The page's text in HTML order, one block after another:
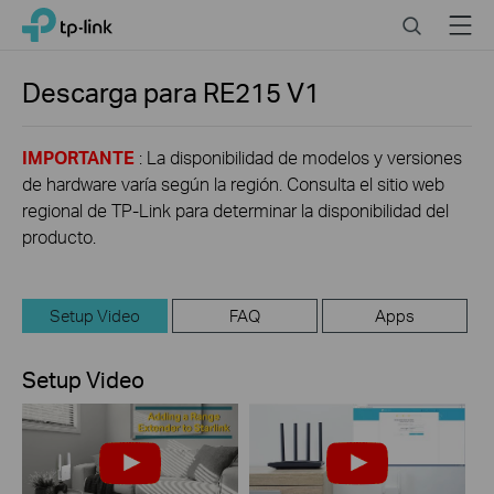
Click
navigation
TP-Link, Reliably Smart SearchMenu
Descarga para RE215V1
IMPORTANTE : La disponibilidad de modelos y versiones
de hardware varía según la región. Consulta el sitio web
regional de TP-Link para determinar la disponibilidad del
producto.
Setup Video FAQ Apps
Setup Video